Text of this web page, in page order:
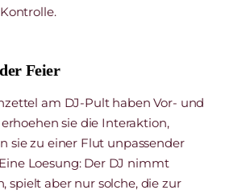
Feier
am DJ-Pult haben Vor- und
sie die Interaktion,
sie zu einer Flut unpassender
Loesung: Der DJ nimmt
spielt aber nur solche, die zur